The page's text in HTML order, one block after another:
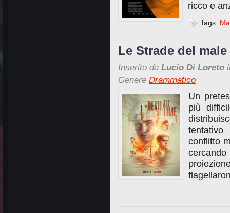
ricco e
Tags:
Le Strade del male
Inserito da Lucio Di Loreto
Genere Drammatico
Un
più
conflitto